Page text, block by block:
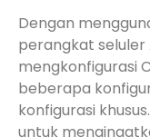
Dengan
perangkat seluler
mengkonfigurasi
beberapa
konfigurasi
untuk